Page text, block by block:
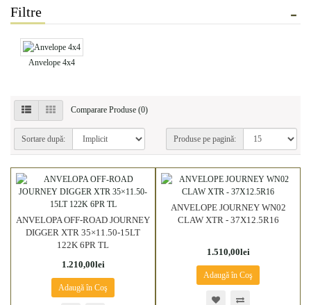
Filtre
Anvelope 4x4
Comparare Produse (0)
Sortare după: Produse pe pagină:
ANVELOPA OFF-ROAD JOURNEY
DIGGER XTR 35×11.50-15LT
122K 6PR TL
1.210,00lei
Adaugă în Coş
ANVELOPE JOURNEY WN02
CLAW XTR - 37X12.5R16
1.510,00lei
Adaugă în Coş